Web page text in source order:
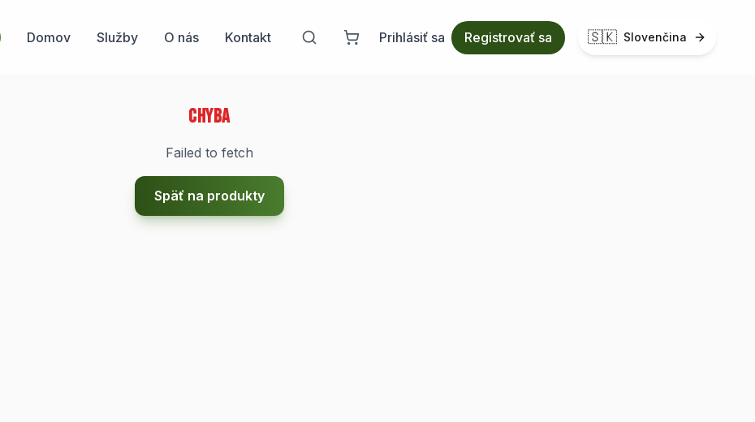
Domov Služby O nás Kontakt Prihlásiť sa Registrovať sa 🇸🇰 Slovenčina
Chyba
Failed to fetch
Späť na produkty